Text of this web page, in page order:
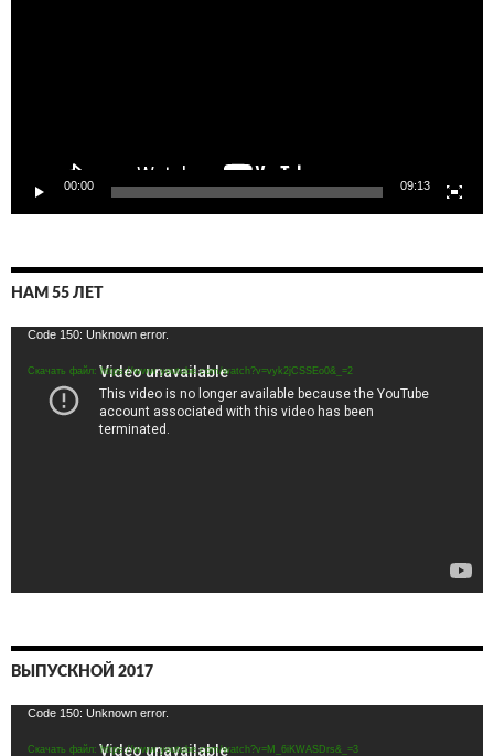
00:00 09:13
НАМ 55 ЛЕТ
Видеоплеер
Code 150: Unknown error.
Скачать файл: https://www.youtube.com/watch?v=vyk2jCSSEo0&_=2
ВЫПУСКНОЙ 2017
Видеоплеер
Code 150: Unknown error.
Скачать файл: https://www.youtube.com/watch?v=M_6iKWASDrs&_=3